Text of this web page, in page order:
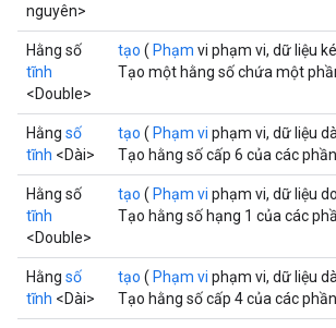
nguyên>
Hằng số
tĩnh
<Double>
tạo ( Phạm vi phạm vi, dữ liệu
Tạo một hằng số chứa một
Hằng số
tĩnh <Dài>
tạo ( Phạm vi phạm vi, dữ liệu
Tạo hằng số cấp 6 của các
Hằng số
tĩnh
<Double>
tạo ( Phạm vi phạm vi, dữ liệu
Tạo hằng số hạng 1 của các
Hằng số
tĩnh <Dài>
tạo ( Phạm vi phạm vi, dữ liệu
Tạo hằng số cấp 4 của các